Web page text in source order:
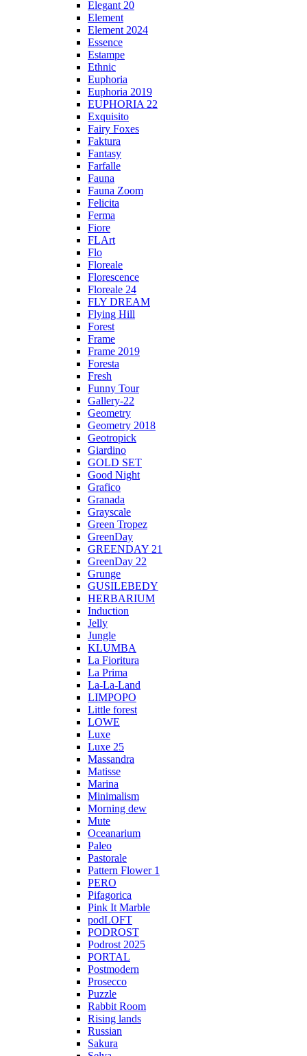
Elegant 20
Element
Element 2024
Essence
Estampe
Ethnic
Euphoria
Euphoria 2019
EUPHORIA 22
Exquisito
Fairy Foxes
Faktura
Fantasy
Farfalle
Fauna
Fauna Zoom
Felicita
Ferma
Fiore
FLArt
Flo
Floreale
Florescence
Floreale 24
FLY DREAM
Flying Hill
Forest
Frame
Frame 2019
Foresta
Fresh
Funny Tour
Gallery-22
Geometry
Geometry 2018
Geotropick
Giardino
GOLD SET
Good Night
Grafico
Granada
Grayscale
Green Tropez
GreenDay
GREENDAY 21
GreenDay 22
Grunge
GUSILEBEDY
HERBARIUM
Induction
Jelly
Jungle
KLUMBA
La Fioritura
La Prima
La-La-Land
LIMPOPO
Little forest
LOWE
Luxe
Luxe 25
Massandra
Matisse
Marina
Minimalism
Morning dew
Mute
Oceanarium
Paleo
Pastorale
Pattern Flower 1
PERO
Pifagorica
Pink It Marble
podLOFT
PODROST
Podrost 2025
PORTAL
Postmodern
Prosecco
Puzzle
Rabbit Room
Rising lands
Russian
Sakura